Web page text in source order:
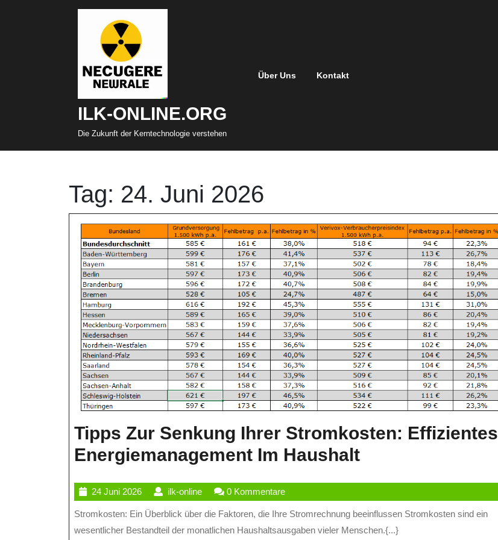
ILK-ONLINE.ORG
Die Zukunft der Kerntechnologie verstehen
Über Uns Kontakt
Tag: 24. Juni 2026
Tipps Zur Senkung Ihrer Stromkosten: Effizientes
Energiemanagement Im HaushaltTipps
Senkung
Ihrer
24 Juni 202624
Juni
2026
ilk-onlineilk-
online
0 Kommentare
Stromkosten: Ein Überblick über die Faktoren, die Ihre Stromrechnung beeinflussen Stromkosten sind ein
wesentlicher Bestandteil der monatlichen Haushaltsausgaben vieler Menschen.{...}